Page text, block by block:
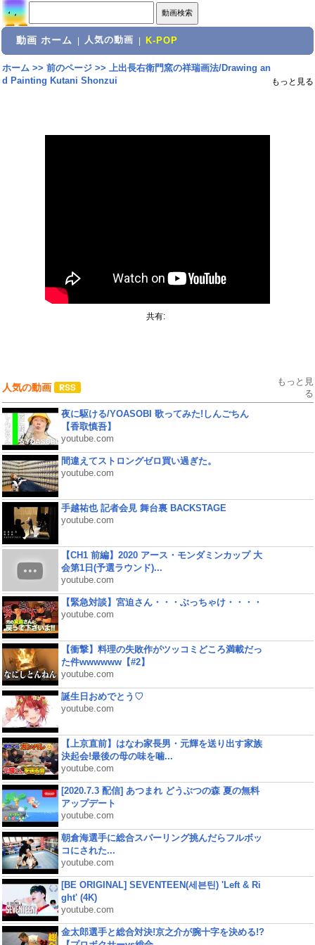
動画 ホーム 人気の動画 K-POP
ホーム>> 前のページ>> 上出長右衛門窯の祥瑞画法/Drawing an
d Painting Kutani Shonzui
もっと見る
共有:
人気の動画
もっと見
る
夜に駆ける/YOASOBI 歌ってみた!しんごちん
【香取慎吾】
youtube.com
間違えてストロングゼロ買い過ぎた。
youtube.com
手越祐也 記者会見 舞台裏 BACKSTAGE
youtube.com
【CH1 前編】2020 アース・モンダミンカップ 大
会第1日(予選ラウンド)...
youtube.com
【緊急対談】宮迫さん・・・ぶっちゃけ・・・・
youtube.com
【衝撃】料理の失敗作がツッコミどころ満載だっ
た件wwwwww【#2】
youtube.com
誕生日おめでとう♡
youtube.com
【上京直前】はなわ家長男・元輝を送り出す家族
決起会!最後の母の味を噛...
youtube.com
[2020.7.3 配信] あつまれ どうぶつの森 夏の無料
アップデート
youtube.com
朝倉海選手に総合スパーリング挑んだらフルボッ
コにされた...
youtube.com
[BE ORIGINAL] SEVENTEEN(세븐틴) 'Left & Ri
ght' (4K)
youtube.com
金太郎選手と総合対決!京之介が腕十字を決める!?